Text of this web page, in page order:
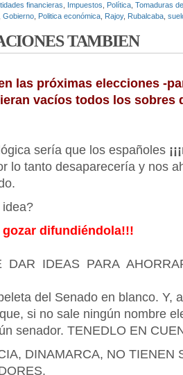
financieras Impuestos Política Tomaduras
Gobierno Politica económica Rajoy, Rubalcaba
TAMBIEN
las próximas elecciones -
vacíos todos los sobres
sería que los españoles
lo tanto desaparecería y nos
gozar difundiéndola!!!
IDEAS PARA
del Senado en blanco. Y,
si no sale ningún nombre
senador. TENEDLO EN
DINAMARCA, NO TIENEN